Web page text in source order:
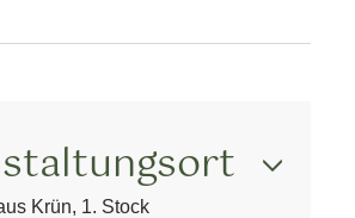
Krün, 1. Stock